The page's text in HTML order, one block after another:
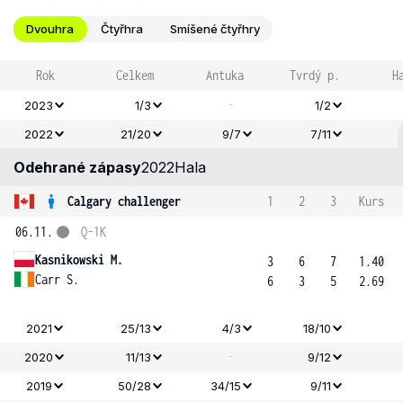
Dvouhra Čtyřhra Smíšené čtyřhry
Rok Celkem Antuka Tvrdý p.
2023 1/3 -
1/2
2022
21/20 9/7 7/11
Odehrané zápasy2022Hala
Calgary challenger 1 2 3
Kurs
06.11.
Kasnikowski M.
Carr S.
Q-1K
3
6
6
3
7
5
1.40
2.69
2021 25/13 4/3
18/10
2020
11/13 -
9/12
2019
50/28 34/15 9/11